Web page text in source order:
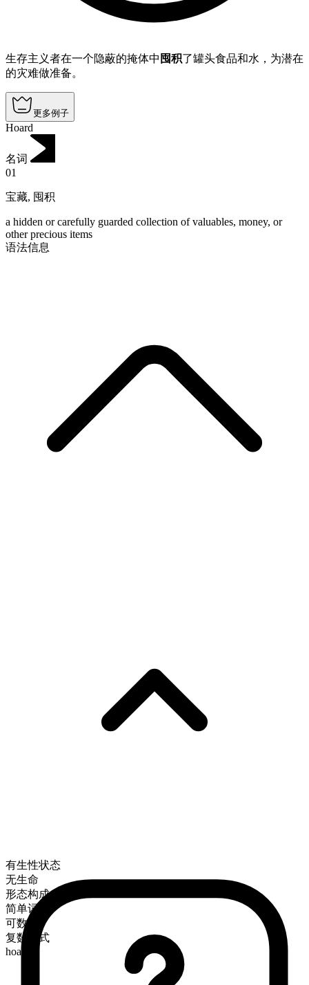
生存主义者在一个隐蔽的掩体中 囤积了罐头食品和水，为潜在
的灾难做准备。
更多例子
Hoard
名词
01
宝藏, 囤积
a hidden or carefully guarded collection of valuables, money, or
other precious items
语法信息
有生性状态
无生命
形态构成
简单词
可数
复数形式
hoards